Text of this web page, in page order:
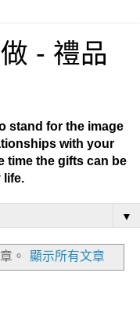
- 禮品
stand for the image
with your
time the gifts can be
life.
▼
。 顯示所有文章